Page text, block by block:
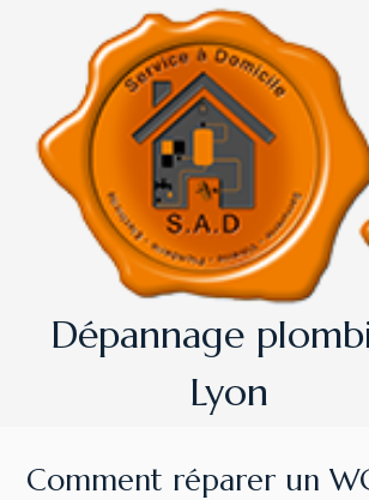
Dépannage
Lyon
Comment réparer un